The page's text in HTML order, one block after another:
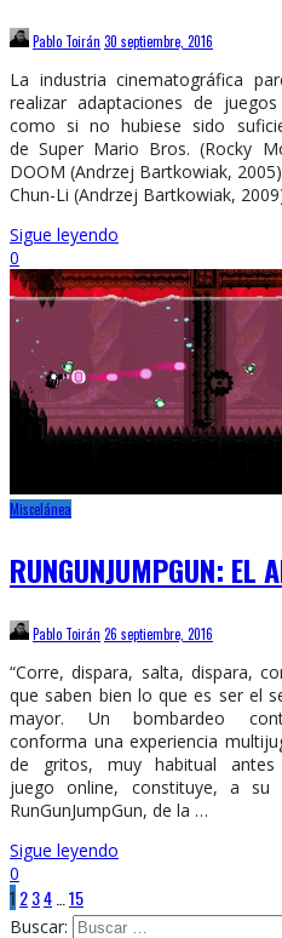
Pablo Toirán 30 septiembre, 2016
La industria cinematográfica
realizar adaptaciones de
como si no hubiese sido
de Super Mario Bros. (Rocky
DOOM (Andrzej Bartkowiak,
Chun-Li (Andrzej Bartkowiak,
Sigue leyendo
0
Miscelánea
RUNGUNJUMPGUN: EL
Pablo Toirán 26 septiembre, 2016
“Corre, dispara, salta, dispara,
que saben bien lo que es ser el
mayor. Un bombardeo
conforma una experiencia
de gritos, muy habitual
juego online, constituye, a
RunGunJumpGun, de la …
Sigue leyendo
0
1 234 15
Buscar: